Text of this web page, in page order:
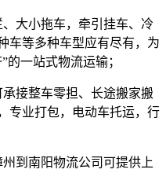
大小拖车，牵引挂车、冷
车等多种车型应有尽有，为
的一站式物流运输；
接整车零担、长途搬家搬
专业打包，电动车托运，行
到南阳物流公司可提供上